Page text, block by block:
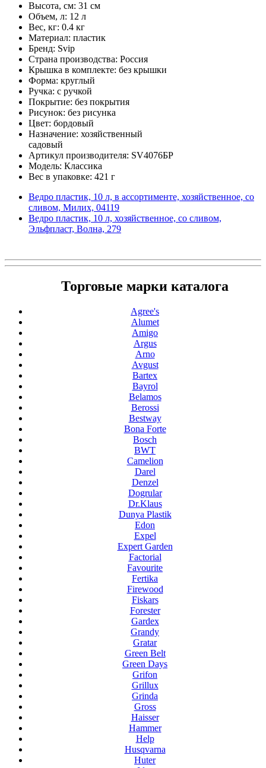
Высота, см: 31 см
Объем, л: 12 л
Вес, кг: 0.4 кг
Материал: пластик
Бренд: Svip
Страна производства: Россия
Крышка в комплекте: без крышки
Форма: круглый
Ручка: с ручкой
Покрытие: без покрытия
Рисунок: без рисунка
Цвет: бордовый
Назначение: хозяйственный
садовый
Артикул производителя: SV4076БР
Модель: Классика
Вес в упаковке: 421 г
Ведро пластик, 10 л, в ассортименте, хозяйственное, со
сливом, Милих, 04119
Ведро пластик, 10 л, хозяйственное, со сливом,
Эльфпласт, Волна, 279
Торговые марки каталога
Agree's
Alumet
Amigo
Argus
Arno
Avgust
Bartex
Bayrol
Belamos
Berossi
Bestway
Bona Forte
Bosch
BWT
Camelion
Darel
Denzel
Dogrular
Dr.Klaus
Dunya Plastik
Edon
Expel
Expert Garden
Factorial
Favourite
Fertika
Firewood
Fiskars
Forester
Gardex
Grandy
Gratar
Green Belt
Green Days
Grifon
Grillux
Grinda
Gross
Haisser
Hammer
Help
Husqvarna
Huter